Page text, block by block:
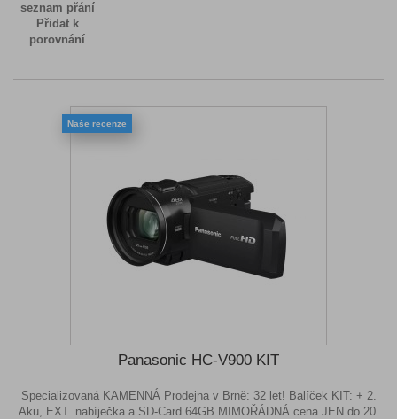
seznam přání
Přidat k
porovnání
Naše recenze
Panasonic HC-V900 KIT
Specializovaná KAMENNÁ Prodejna v Brně: 32 let! Balíček KIT: + 2.
Aku, EXT. nabíječka a SD-Card 64GB MIMOŘÁDNÁ cena JEN do 20.